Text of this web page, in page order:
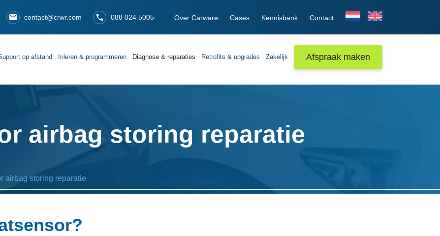
contact@crwr.com 088 024 5005 Over Carware Cases Kennisbank Contact
op afstand Inleren & programmeren Diagnose & reparaties Retrofits & upgrades Zakelijk Afspraak maken
airbag storing reparatie
airbag storing reparatie